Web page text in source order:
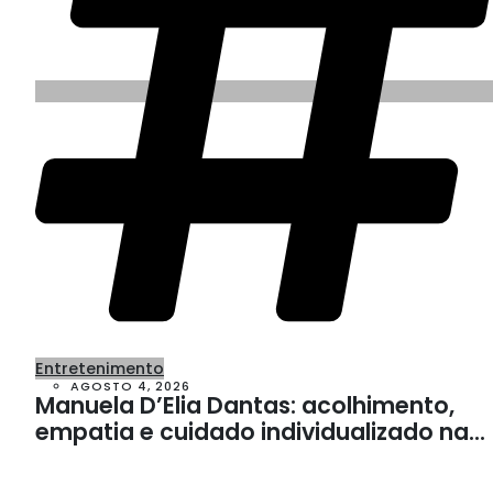
Entretenimento
AGOSTO 4, 2026
Manuela D’Elia Dantas: acolhimento,
empatia e cuidado individualizado na